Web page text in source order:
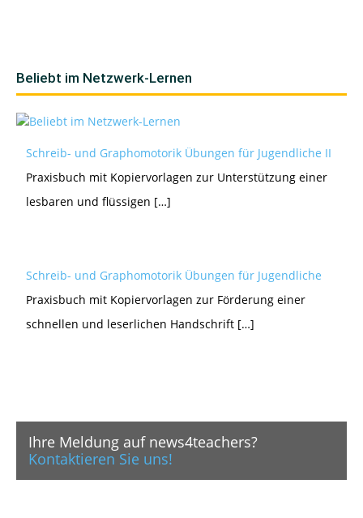
Beliebt im Netzwerk-Lernen
Schreib- und Graphomotorik Übungen für Jugendliche II
Praxisbuch mit Kopiervorlagen zur Unterstützung einer
lesbaren und flüssigen […]
Schreib- und Graphomotorik Übungen für Jugendliche
Praxisbuch mit Kopiervorlagen zur Förderung einer
schnellen und leserlichen Handschrift […]
Ihre Meldung auf news4teachers?
Kontaktieren Sie uns!